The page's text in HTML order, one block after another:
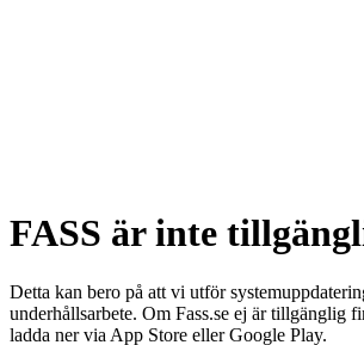
FASS är inte
Detta kan bero på att vi utför
underhållsarbete. Om Fass.se ej är tillgänglig
ladda ner via App Store eller Google Play.